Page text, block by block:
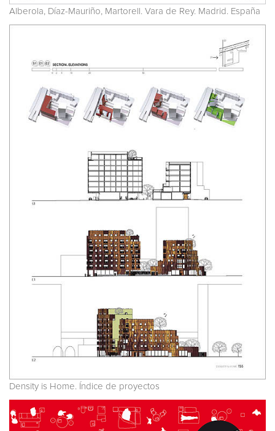
Alberola, Díaz-Mauriño, Martorell. Vara de Rey. Madrid. España
Density is Home. Índice de proyectos